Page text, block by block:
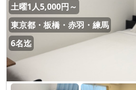
土曜1人5,000円～
東京都・板橋・赤羽・練馬
6名迄